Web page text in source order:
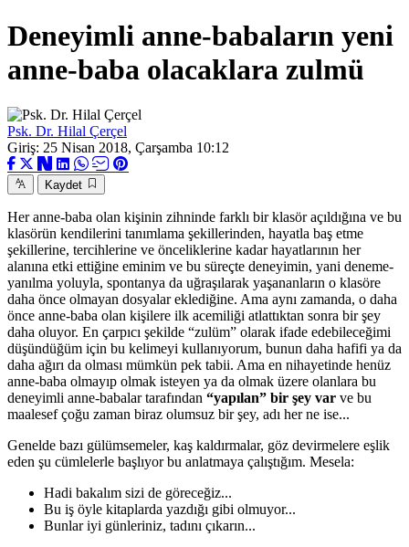
Deneyimli anne-babaların yeni
anne-baba olacaklara zulmü
Psk. Dr. Hilal Çerçel
Giriş: 25 Nisan 2018, Çarşamba 10:12
Kaydet
Her anne-baba olan kişinin zihninde farklı bir klasör açıldığına ve bu
klasörün kendilerini tanımlama şekillerinden, hayatla baş etme
şekillerine, tercihlerine ve önceliklerine kadar hayatlarının her
alanına etki ettiğine eminim ve bu süreçte deneyimin, yani deneme-
yanılma yoluyla, spontanya da uğraşılarak yaşananların o klasöre
daha önce olmayan dosyalar eklediğine. Ama aynı zamanda, o daha
önce anne-baba olan kişilere ilk acemiliği atlattıktan sonra bir şey
daha oluyor. En çarpıcı şekilde “zulüm” olarak ifade edebileceğimi
düşündüğüm için bu kelimeyi kullanıyorum, bunun daha hafifi ya da
daha ağırı da olması mümkün pek tabii. Ama en nihayetinde henüz
anne-baba olmayıp olmak isteyen ya da olmak üzere olanlara bu
deneyimli anne-babalar tarafından “yapılan” bir şey var ve bu
maalesef çoğu zaman biraz olumsuz bir şey, adı her ne ise...
Genelde bazı gülümsemeler, kaş kaldırmalar, göz devirmelere eşlik
eden şu cümlelerle başlıyor bu anlatmaya çalıştığım. Mesela:
Hadi bakalım sizi de göreceğiz...
Bu iş öyle kitaplarda yazdığı gibi olmuyor...
Bunlar iyi günleriniz, tadını çıkarın...